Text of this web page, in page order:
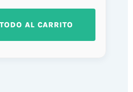
AL CARRITO